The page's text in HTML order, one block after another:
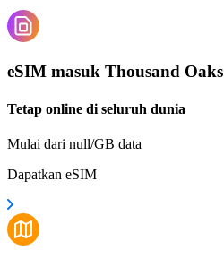
eSIM masuk Thousand Oaks
Tetap online di seluruh dunia
Mulai dari null/GB data
Dapatkan eSIM